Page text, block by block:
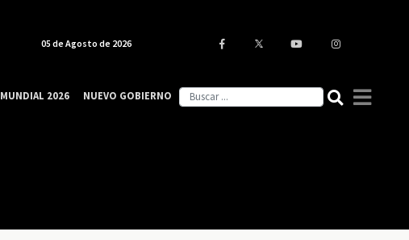
05 de Agosto de 2026
MUNDIAL 2026 NUEVO GOBIERNO